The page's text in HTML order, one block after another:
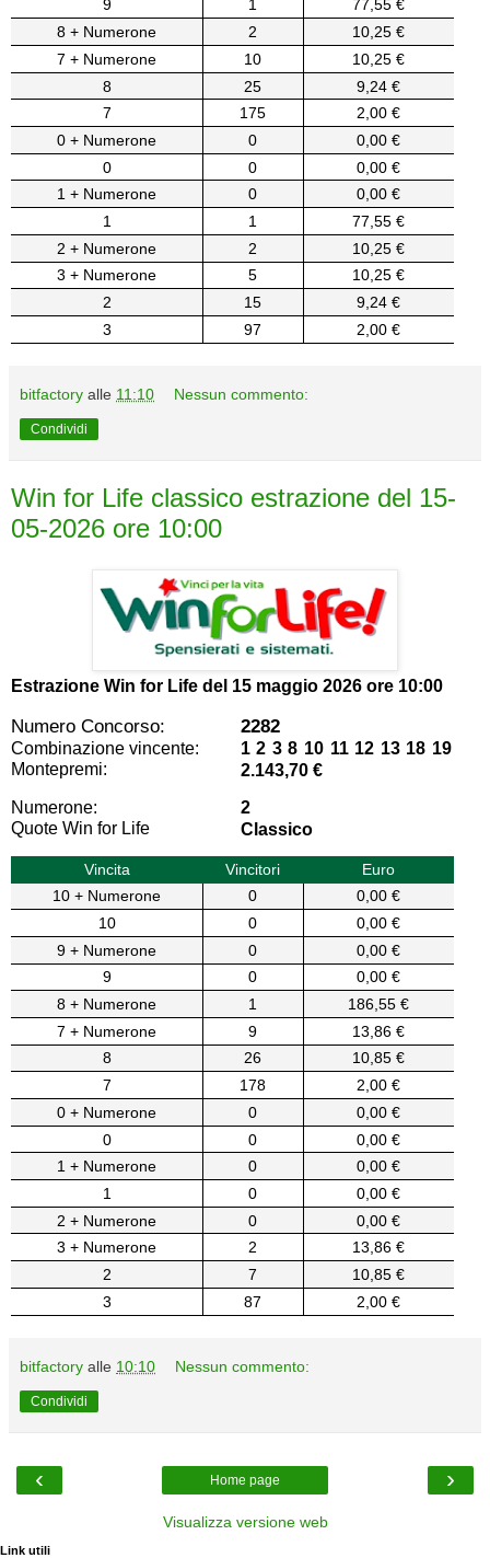
9
1
77,55 €
8 + Numerone
2
10,25 €
7 + Numerone
10
10,25 €
8
25
9,24 €
7
175
2,00 €
0 + Numerone
0
0,00 €
0
0
0,00 €
1 + Numerone
0
0,00 €
1
1
77,55 €
2 + Numerone
2
10,25 €
3 + Numerone
5
10,25 €
2
15
9,24 €
3
97 2,00 €
bitfactory alle 11:10 Nessun commento:
Condividi
Win for Life classico estrazione del 15-
05-2026 ore 10:00
Estrazione Win for Life del 15 maggio 2026 ore 10:00
Numero Concorso: 2282
Combinazione vincente:
1 2 3 8 10 11 12 13 18 19
Montepremi:
2.143,70 €
Numerone:
2
Quote Win for Life
Classico
Vincita Vincitori
Euro
10 + Numerone
0
0,00 €
10
0
0,00 €
9 + Numerone
0
0,00 €
9
0
0,00 €
8 + Numerone
1
186,55 €
7 + Numerone
9
13,86 €
8
26
10,85 €
7
178
2,00 €
0 + Numerone
0
0,00 €
0
0
0,00 €
1 + Numerone
0
0,00 €
1
0
0,00 €
2 + Numerone
0
0,00 €
3 + Numerone
2
13,86 €
2
7
10,85 €
3
87 2,00 €
bitfactory alle 10:10 Nessun commento:
Condividi
‹ ›
Home page
Visualizza versione web
Link utili